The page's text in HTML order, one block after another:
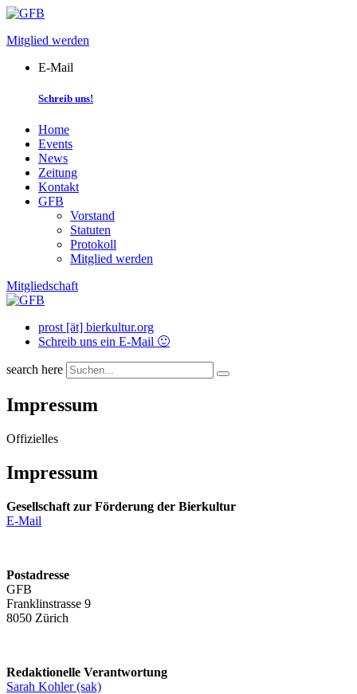
Skip
content
Mitglied werden
E-Mail
Schreib uns!
Home
Events
News
Zeitung
Kontakt
GFB
Vorstand
Statuten
Protokoll
Mitglied werden
Mitgliedschaft
prost [ät] bierkultur.org
Schreib uns ein E-Mail 🙂
search here
Impressum
Offizielles
Impressum
Gesellschaft zur Förderung der Bierkultur
E-Mail
Postadresse
GFB
Franklinstrasse 9
8050 Zürich
Redaktionelle Verantwortung
Sarah Kohler (sak)